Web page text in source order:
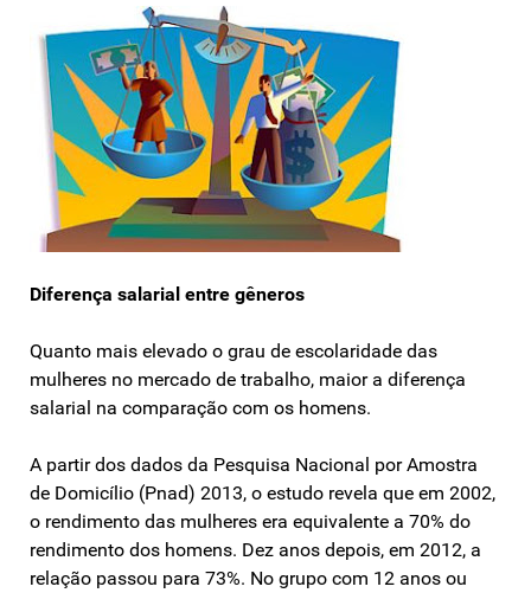
Diferença salarial entre gêneros
Quanto mais elevado o grau de escolaridade das
mulheres no mercado de trabalho, maior a diferença
salarial na comparação com os homens.
A partir dos dados da Pesquisa Nacional por Amostra
de Domicílio (Pnad) 2013, o estudo revela que em 2002,
o rendimento das mulheres era equivalente a 70% do
rendimento dos homens. Dez anos depois, em 2012, a
relação passou para 73%. No grupo com 12 anos ou